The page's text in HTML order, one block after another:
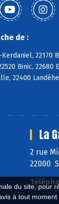
du site,
à tout
de :
22170
Binic,
22400
La
2 rue
22000